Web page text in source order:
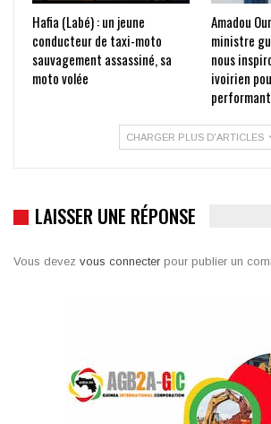
Hafia (Labé) : un jeune
conducteur de taxi-moto
sauvagement assassiné, sa
moto volée
Amadou
ministre
nous
ivoirien
CHARGER PLUS D'ARTICLES
LAISSER UNE RÉPONSE
Vous devez vous connecter pour publier un